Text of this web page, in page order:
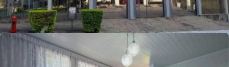
Loft Marketplace
Whatsapp
Cód.899016
799.000,00